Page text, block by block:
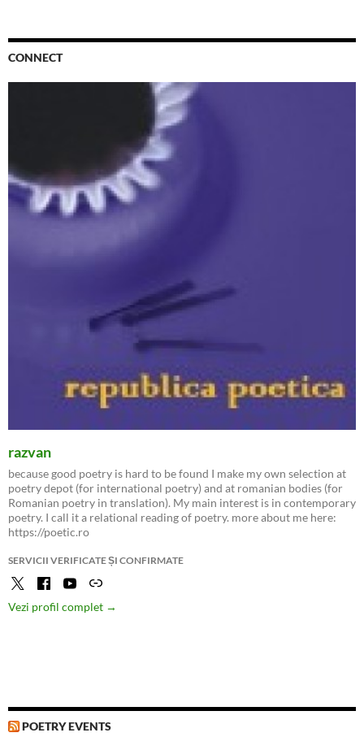
CONNECT
razvan
because good poetry is hard to be found I make my own selection at
poetry depot (for international poetry) and at romanian bodies (for
Romanian poetry in translation). My main interest is in contemporary
poetry. I call it a relational reading of poetry. more about me here:
https://poetic.ro
SERVICII VERIFICATE ȘI CONFIRMATE
Vezi profil complet →
POETRY EVENTS